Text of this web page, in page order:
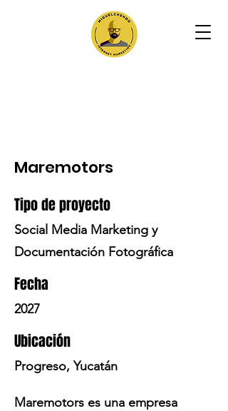
Maremotors
Tipo de proyecto
Social Media Marketing y
Documentación Fotográfica
Fecha
2027
Ubicación
Progreso, Yucatán
Maremotors es una empresa